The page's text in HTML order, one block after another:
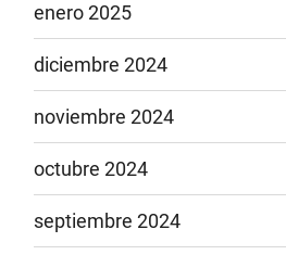
enero 2025
diciembre 2024
noviembre 2024
octubre 2024
septiembre 2024